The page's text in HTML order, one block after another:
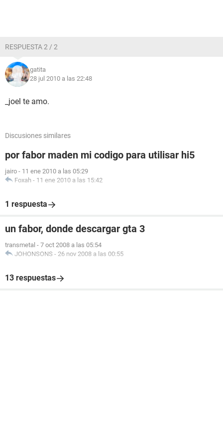
RESPUESTA 2 / 2
gatita
28 jul 2010 a las 22:48
_joel te amo.
Discusiones similares
por fabor maden mi codigo para utilisar hi5
jairo - 11 ene 2010 a las 05:29
Foxah - 11 ene 2010 a las 15:42
1 respuesta
un fabor, donde descargar gta 3
transmetal - 7 oct 2008 a las 05:54
JOHONSONS - 26 nov 2008 a las 00:55
13 respuestas